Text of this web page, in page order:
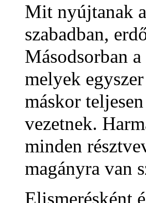
Mit nyújtanak
szabadban,
Másodsorban
melyek
máskor
vezetnek.
minden
magányra van
Elismerésként